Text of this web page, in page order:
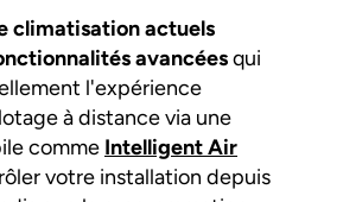
climatisation actuels
avancéesqui
l'expérience
à distance via une
comme Intelligent Air
votre installation depuis